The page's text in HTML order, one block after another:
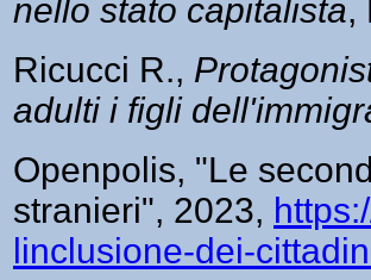
nello stato capitalista,
Ricucci R.,
adulti i figli
Openpolis, "Le
stranieri", 2023,
linclusione-dei-